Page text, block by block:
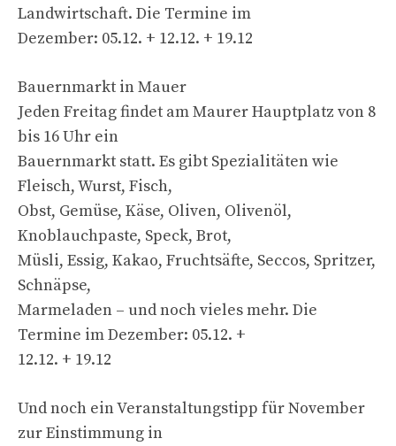
Landwirtschaft. Die Termine im
Dezember: 05.12. + 12.12. + 19.12
Bauernmarkt in Mauer
Jeden Freitag findet am Maurer Hauptplatz von 8
bis 16 Uhr ein
Bauernmarkt statt. Es gibt Spezialitäten wie
Fleisch, Wurst, Fisch,
Obst, Gemüse, Käse, Oliven, Olivenöl,
Knoblauchpaste, Speck, Brot,
Müsli, Essig, Kakao, Fruchtsäfte, Seccos, Spritzer,
Schnäpse,
Marmeladen – und noch vieles mehr. Die
Termine im Dezember: 05.12. +
12.12. + 19.12
Und noch ein Veranstaltungstipp für November
zur Einstimmung in